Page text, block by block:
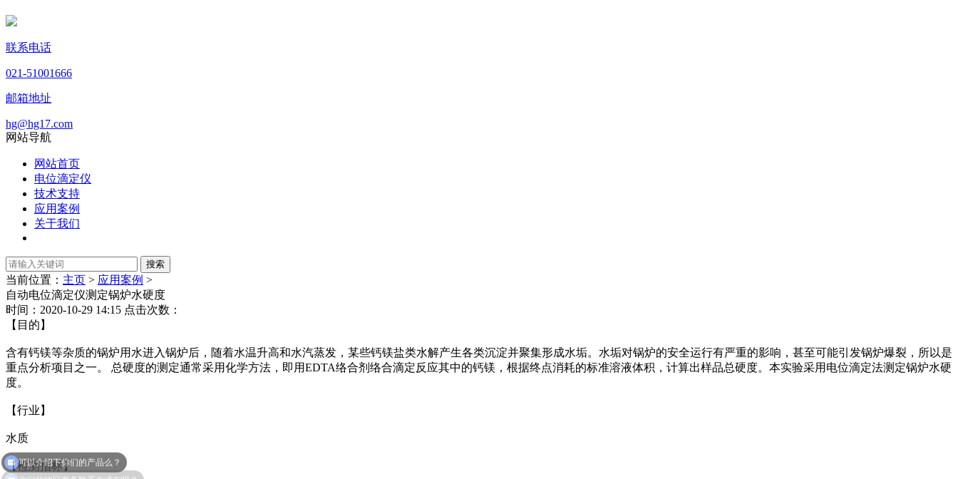
联系电话
021-51001666
邮箱地址
hg@hg17.com
网站导航
网站首页
电位滴定仪
技术支持
应用案例
关于我们
当前位置： 主页 > 应用案例 >
自动电位滴定仪测定锅炉水硬度
时间：2020-10-29 14:15 点击次数：
【目的】
含有钙镁等杂质的锅炉用水进入锅炉后，随着水温升高和水汽蒸发，某些钙镁盐类水解产生各类沉淀并聚集形成水垢。水垢对锅炉的安全运行有严重的影响，甚至可能引发锅炉爆裂，所以是
重点分析项目之一。 总硬度的测定通常采用化学方法，即用EDTA络合剂络合滴定反应其中的钙镁，根据终点消耗的标准溶液体积，计算出样品总硬度。本实验采用电位滴定法测定锅炉水硬
度。
【行业】
水质
【检测指标】
你们的地区商务联系方式有吗？